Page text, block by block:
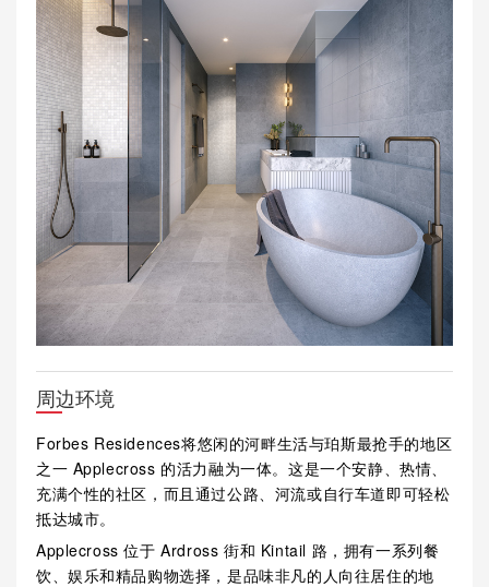
周边环境
Forbes Residences将悠闲的河畔生活与珀斯最抢手的地区
之一 Applecross 的活力融为一体。这是一个安静、热情、
充满个性的社区，而且通过公路、河流或自行车道即可轻松
抵达城市。
Applecross 位于 Ardross 街和 Kintail 路，拥有一系列餐
饮、娱乐和精品购物选择，是品味非凡的人向往居住的地